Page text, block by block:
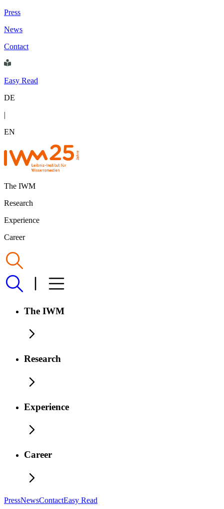
Press
News
Contact
Easy Read
DE
|
EN
The IWM
Research
Experience
Career
The IWM
Research
Experience
Career
PressNewsContactEasy Read